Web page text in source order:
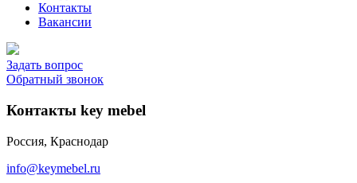
Контакты
Вакансии
Задать вопрос
Обратный звонок
Контакты key mebel
Россия, Краснодар
info@keymebel.ru